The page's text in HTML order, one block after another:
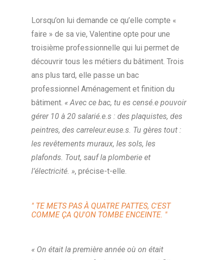
Lorsqu’on lui demande ce qu’elle compte «
faire » de sa vie, Valentine opte pour une
troisième professionnelle qui lui permet de
découvrir tous les métiers du bâtiment. Trois
ans plus tard, elle passe un bac
professionnel Aménagement et finition du
bâtiment. « Avec ce bac, tu es censé.e pouvoir
gérer 10 à 20 salarié.e.s : des plaquistes, des
peintres, des carreleur.euse.s. Tu gères tout :
les revêtements muraux, les sols, les
plafonds. Tout, sauf la plomberie et
l’électricité. », précise-t-elle.
" TE METS PAS À QUATRE PATTES, C'EST
COMME ÇA QU'ON TOMBE ENCEINTE. "
« On était la première année où on était